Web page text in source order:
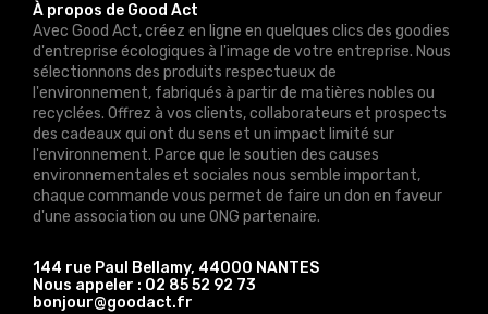
À propos de Good Act
Avec Good Act, créez en ligne en quelques clics des goodies
d'entreprise écologiques à l'image de votre entreprise. Nous
sélectionnons des produits respectueux de
l'environnement, fabriqués à partir de matières nobles ou
recyclées. Offrez à vos clients, collaborateurs et prospects
des cadeaux qui ont du sens et un impact limité sur
l'environnement. Parce que le soutien des causes
environnementales et sociales nous semble important,
chaque commande vous permet de faire un don en faveur
d'une association ou une ONG partenaire.
144 rue Paul Bellamy, 44000 NANTES
Nous appeler : 02 85 52 92 73
bonjour@goodact.fr